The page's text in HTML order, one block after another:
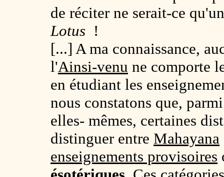
de réciter ne serait-ce
Lotus !
[...] A ma connaissance,
l'Ainsi-venu ne comporte
en étudiant les
nous constatons que,
elles- mêmes, certaines
distinguer entre Mahayana
enseignements provisoires